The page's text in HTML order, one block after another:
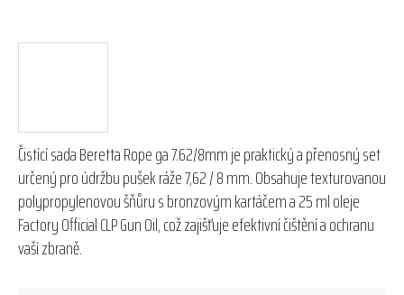
Čistící sada Beretta Rope ga 7.62/8mm je praktický a přenosný set
určený pro údržbu pušek ráže 7,62 / 8 mm. Obsahuje texturovanou
polypropylenovou šňůru s bronzovým kartáčem a 25 ml oleje
Factory Official CLP Gun Oil, což zajišťuje efektivní čištění a ochranu
vaší zbraně.